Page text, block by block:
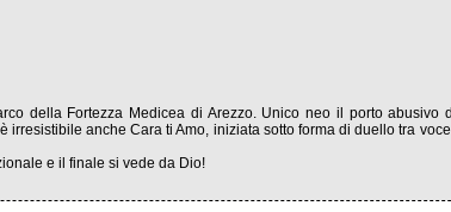
della Fortezza Medicea di Arezzo. Unico neo il porto
anche Cara ti Amo, iniziata sotto forma di duello tra
e il finale si vede da Dio!